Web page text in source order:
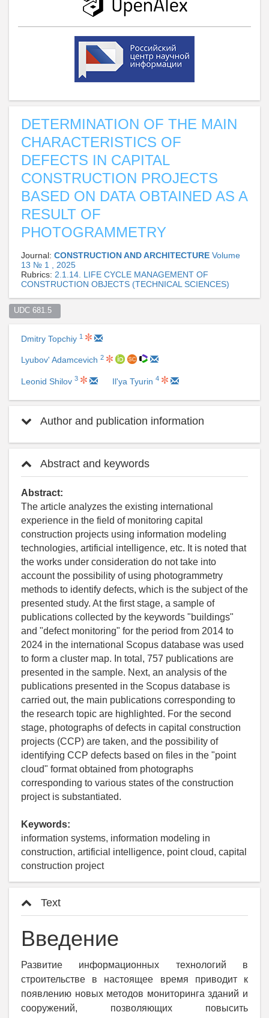
DETERMINATION OF THE MAIN
CHARACTERISTICS OF
DEFECTS IN CAPITAL
CONSTRUCTION PROJECTS
BASED ON DATA OBTAINED AS A
RESULT OF
PHOTOGRAMMETRY
Journal: CONSTRUCTION AND ARCHITECTURE Volume
13 № 1 , 2025
Rubrics: 2.1.14. LIFE CYCLE MANAGEMENT OF
CONSTRUCTION OBJECTS (TECHNICAL SCIENCES)
UDC 681.5
Dmitry Topchiy 1
Lyubov' Adamcevich 2
Leonid Shilov 3 Il'ya Tyurin 4
Author and publication information
Abstract and keywords
Abstract:
The article analyzes the existing international
experience in the field of monitoring capital
construction projects using information modeling
technologies, artificial intelligence, etc. It is noted that
the works under consideration do not take into
account the possibility of using photogrammetry
methods to identify defects, which is the subject of the
presented study. At the first stage, a sample of
publications collected by the keywords "buildings"
and "defect monitoring" for the period from 2014 to
2024 in the international Scopus database was used
to form a cluster map. In total, 757 publications are
presented in the sample. Next, an analysis of the
publications presented in the Scopus database is
carried out, the main publications corresponding to
the research topic are highlighted. For the second
stage, photographs of defects in capital construction
projects (CCP) are taken, and the possibility of
identifying CCP defects based on files in the "point
cloud" format obtained from photographs
corresponding to various states of the construction
project is substantiated.
Keywords:
information systems, information modeling in
construction, artificial intelligence, point cloud, capital
construction project
Text
Введение
Развитие информационных технологий в
строительстве в настоящее время приводит к
появлению новых методов мониторинга зданий и
сооружений, позволяющих повысить